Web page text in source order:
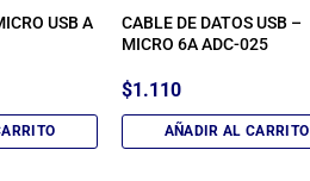
USB A
CABLE DE DATOS USB –
MICRO 6A ADC-025
$1.110
AÑADIR AL CARRITO